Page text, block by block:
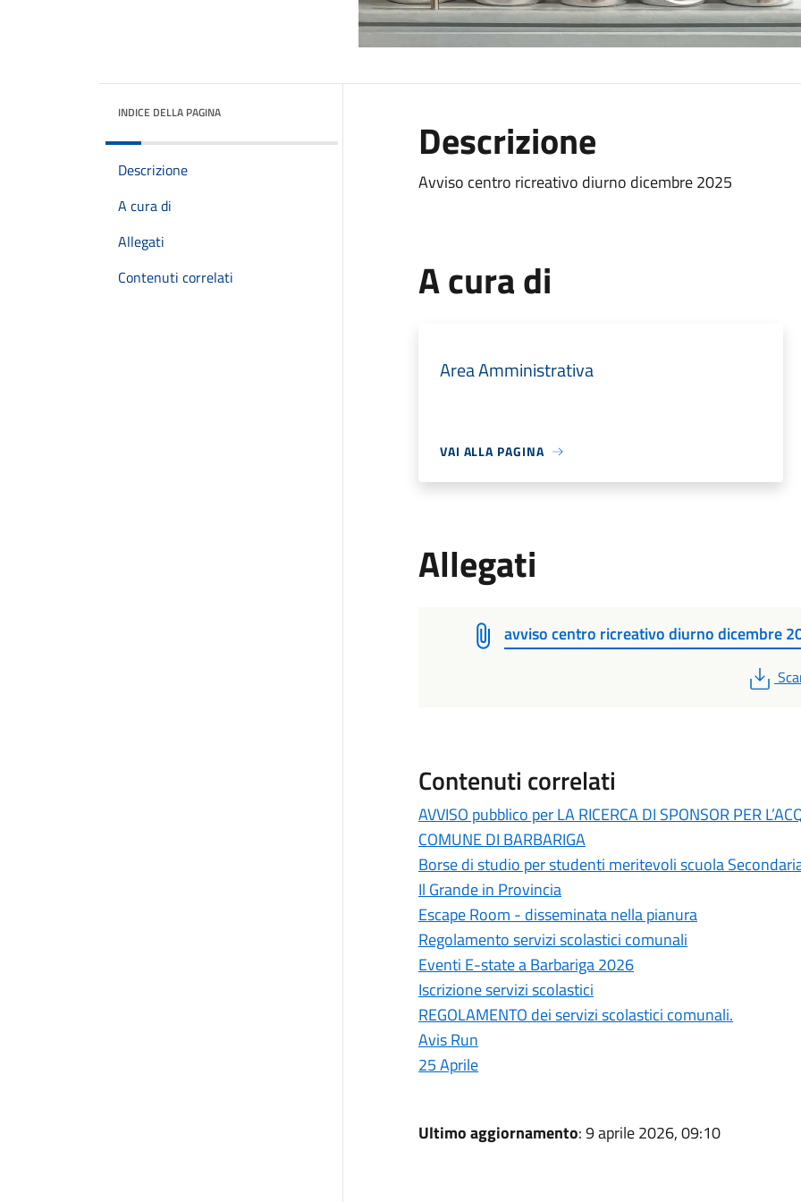
INDICE DELLA PAGINA
Descrizione
A cura di
Allegati
Contenuti correlati
Descrizione
Avviso centro ricreativo diurno dicembre 2025
A cura di
Area Amministrativa
VAI ALLA PAGINA
Allegati
avviso centro ricreativo diurno dicembre
PDF
Contenuti correlati
AVVISO pubblico per LA RICERCA DI SPONSOR PER
COMUNE DI BARBARIGA
Borse di studio per studenti meritevoli scuola
Il Grande in Provincia
Escape Room - disseminata nella pianura
Regolamento servizi scolastici comunali
Eventi E-state a Barbariga 2026
Iscrizione servizi scolastici
REGOLAMENTO dei servizi scolastici comunali.
Avis Run
25 Aprile
Ultimo aggiornamento: 9 aprile 2026, 09:10